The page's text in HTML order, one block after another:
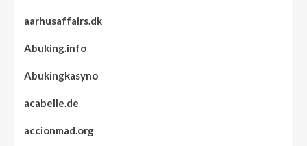
aarhusaffairs.dk
Abuking.info
Abukingkasyno
acabelle.de
accionmad.org